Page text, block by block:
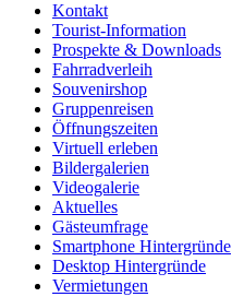
Kontakt
Tourist-Information
Prospekte & Downloads
Fahrradverleih
Souvenirshop
Gruppenreisen
Öffnungszeiten
Virtuell erleben
Bildergalerien
Videogalerie
Aktuelles
Gästeumfrage
Smartphone Hintergründe
Desktop Hintergründe
Vermietungen